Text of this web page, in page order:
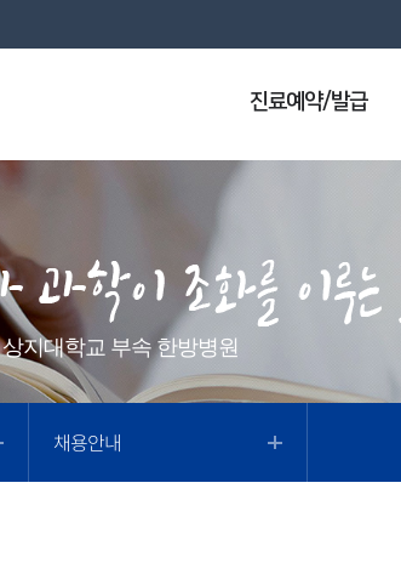
진료예약/발급
상지대학교 부속 한방병원
채용안내